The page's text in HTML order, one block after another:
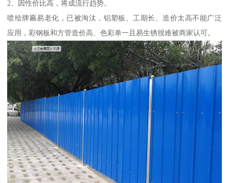
2、因性价比高，将成流行趋势。
喷绘牌匾易老化，已被淘汰，铝塑板、工期长、造价太高不能广泛
应用，彩钢板和方管造价高、色彩单一且易生锈很难被商家认可。